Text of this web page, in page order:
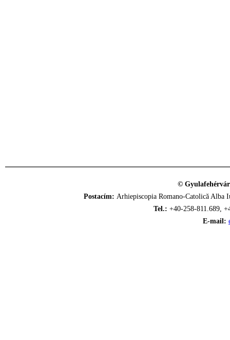
©
Postacím: Arhiepiscopia Romano-Catolică
Tel.: +40-258-811.689,
E-mail: